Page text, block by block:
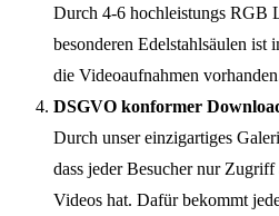
Durch 4-6 hochleistungs RGB
besonderen Edelstahlsäulen ist
die Videoaufnahmen
DSGVO konformer
Durch unser einzigartiges
dass jeder Besucher nur
Videos hat. Dafür bekommt